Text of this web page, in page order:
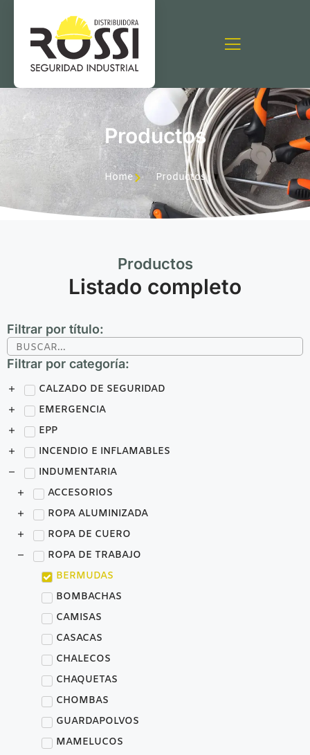
Productos
Home Productos
Productos
Listado completo
Filtrar por título:
Filtrar por categoría:
CALZADO DE SEGURIDAD
EMERGENCIA
EPP
INCENDIO E INFLAMABLES
INDUMENTARIA
ACCESORIOS
ROPA ALUMINIZADA
ROPA DE CUERO
ROPA DE TRABAJO
BERMUDAS
BOMBACHAS
CAMISAS
CASACAS
CHALECOS
CHAQUETAS
CHOMBAS
GUARDAPOLVOS
MAMELUCOS